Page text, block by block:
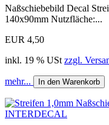
Naßschiebebild Decal
140x90mm Nutzfläche:...
EUR 4,50
inkl. 19 % USt zzgl.
mehr... In den Warenkorb